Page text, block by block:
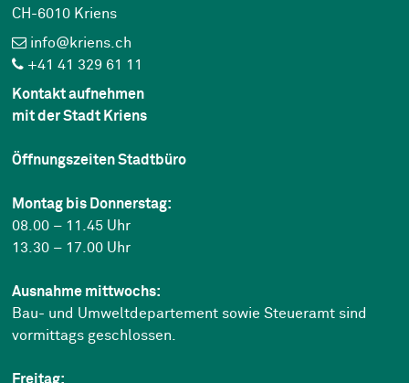
CH-6010 Kriens
info@kriens.ch
+41 41 329 61 11
Kontakt aufnehmen
mit der Stadt Kriens
Öffnungszeiten Stadtbüro
Montag bis Donnerstag:
08.00 – 11.45 Uhr
13.30 – 17.00 Uhr
Ausnahme mittwochs:
Bau- und Umweltdepartement sowie Steueramt sind
vormittags geschlossen.
Freitag: